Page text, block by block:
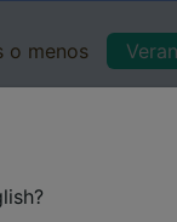
o menos